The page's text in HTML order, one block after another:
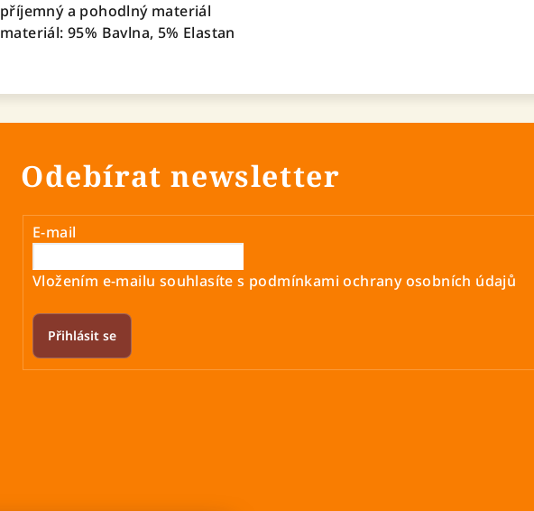
příjemný a pohodlný materiál
materiál: 95% Bavlna, 5% Elastan
Odebírat newsletter
E-mail
Vložením e-mailu souhlasíte s podmínkami ochrany osobních údajů
Přihlásit se